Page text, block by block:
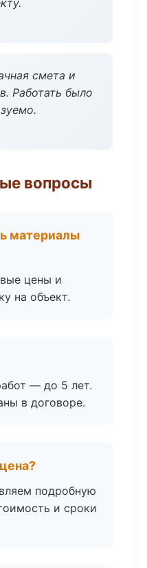
смета и
Работать было
вопросы
материалы
цены и
на объект.
— до 5 лет.
в договоре.
подробную
и сроки